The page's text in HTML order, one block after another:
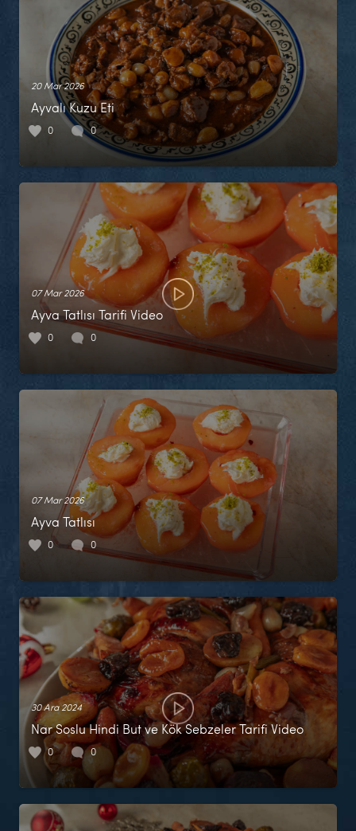
20 Mar 2026
Ayvalı Kuzu Eti
0 0
07 Mar 2026
Ayva Tatlısı Tarifi Video
0 0
07 Mar 2026
Ayva Tatlısı
0 0
30 Ara 2024
Nar Soslu Hindi But ve Kök Sebzeler Tarifi Video
0 0